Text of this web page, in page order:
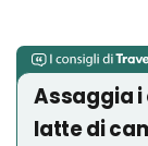
Assaggia
latte di